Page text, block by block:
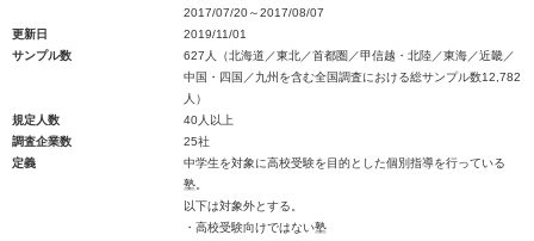
2017/07/20～2017/08/07
更新日
2019/11/01
サンプル数
627人（北海道／東北／首都圏／甲信越・北陸／東海／近畿／
中国・四国／九州を含む全国調査における総サンプル数12,782
人）
規定人数
40人以上
調査企業数
25社
定義
中学生を対象に高校受験を目的とした個別指導を行っている
塾。
以下は対象外とする。
・高校受験向けではない塾